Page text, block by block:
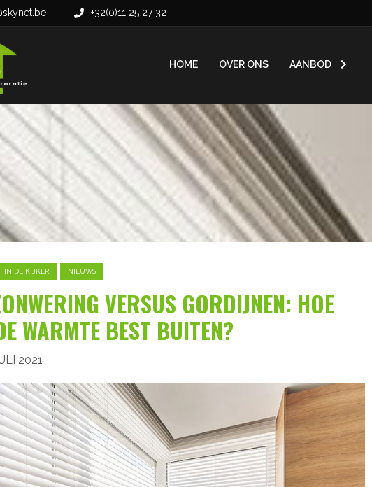
+32(0)11 25 27 32
HOME OVER ONS AANBOD
IN DE KIJKER NIEUWS
VERSUS GORDIJNEN: HOE
WARMTE BEST BUITEN?
2021